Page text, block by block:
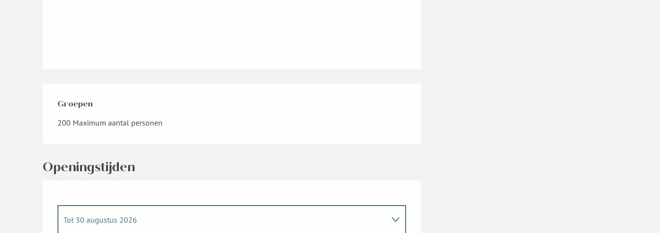
Groepen
Groepen
200 Maximum aantal personen
Openingstijden
Tot 30 augustus 2026